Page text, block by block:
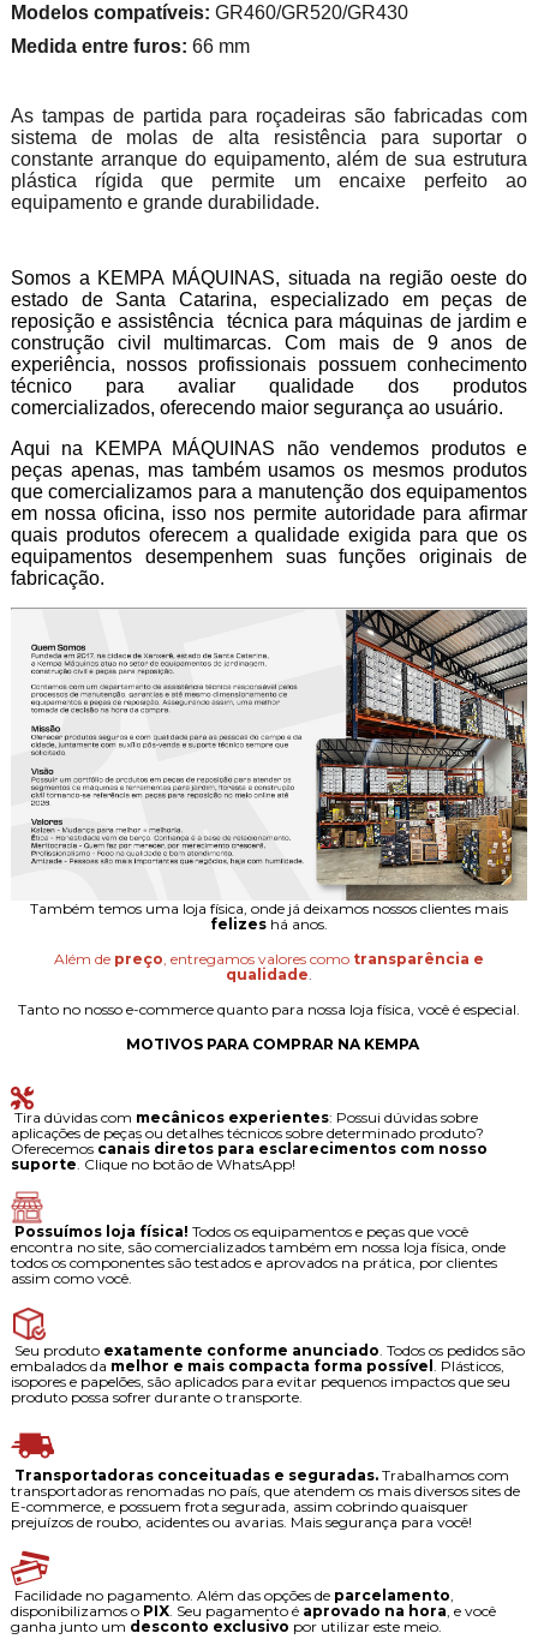
Modelos compatíveis: GR460/GR520/GR430
Medida entre furos: 66 mm
As tampas de partida para roçadeiras são fabricadas com
sistema de molas de alta resistência para suportar o
constante arranque do equipamento, além de sua estrutura
plástica rígida que permite um encaixe perfeito ao
equipamento e grande durabilidade.
Somos a KEMPA MÁQUINAS, situada na região oeste do
estado de Santa Catarina, especializado em peças de
reposição e assistência técnica para máquinas de jardim e
construção civil multimarcas. Com mais de 9 anos de
experiência, nossos profissionais possuem conhecimento
técnico para avaliar qualidade dos produtos
comercializados, oferecendo maior segurança ao usuário.
Aqui na KEMPA MÁQUINAS não vendemos produtos e
peças apenas, mas também usamos os mesmos produtos
que comercializamos para a manutenção dos equipamentos
em nossa oficina, isso nos permite autoridade para afirmar
quais produtos oferecem a qualidade exigida para que os
equipamentos desempenhem suas funções originais de
fabricação.
Também temos uma loja física, onde já deixamos nossos clientes mais
felizeshá anos.
Além de preço , entregamos valores como transparência e
qualidade
Tanto no nosso e-commerce quanto para nossa loja física, você é especial.
MOTIVOS PARA COMPRAR NA KEMPA
Tira dúvidas com mecânicos experientes: Possui dúvidas sobre
aplicações de peças ou detalhes técnicos sobre determinado produto?
Oferecemos canais diretos para esclarecimentos com nosso
suporte . Clique no botão de WhatsApp!
Possuímos loja física! Todos os equipamentos e peças que você
encontra no site, são comercializados também em nossa loja física, onde
todos os componentes são testados e aprovados na prática, por clientes
assim como você.
Seu produto exatamente conforme anunciado . Todos os pedidos são
embalados da melhor e mais compacta forma possível
. Plásticos,
isopores e papelões, são aplicados para evitar pequenos impactos que seu
produto possa sofrer durante o transporte.
Transportadoras conceituadas e seguradas.Trabalhamos com
transportadoras renomadas no país, que atendem os mais diversos sites de
E-commerce, e possuem frota segurada, assim cobrindo quaisquer
prejuízos de roubo, acidentes ou avarias. Mais segurança para você!
Facilidade no pagamento. Além das opções de parcelamento
disponibilizamos o PIX. Seu pagamento é aprovado na hora , e você
ganha junto um desconto exclusivo por utilizar este meio.